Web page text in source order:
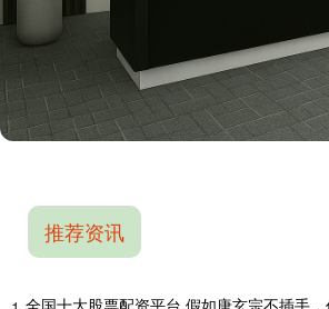
推荐资讯